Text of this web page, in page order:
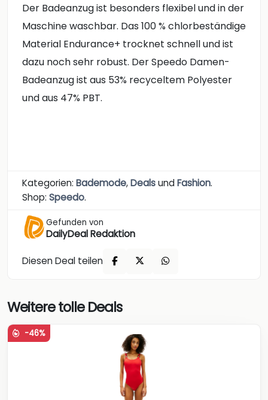
Der Badeanzug ist besonders flexibel und in der
Maschine waschbar. Das 100 % chlorbeständige
Material Endurance+ trocknet schnell und ist
dazu noch sehr robust. Der Speedo Damen-
Badeanzug ist aus 53% recyceltem Polyester
und aus 47% PBT.
Kategorien: Bademode,DealsundFashion.
Shop: Speedo.
Gefunden von
DailyDeal Redaktion
Diesen Deal teilen
Weitere tolle Deals
-46%